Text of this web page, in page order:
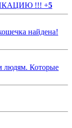
!!! +5
найдена!
людям. Которые